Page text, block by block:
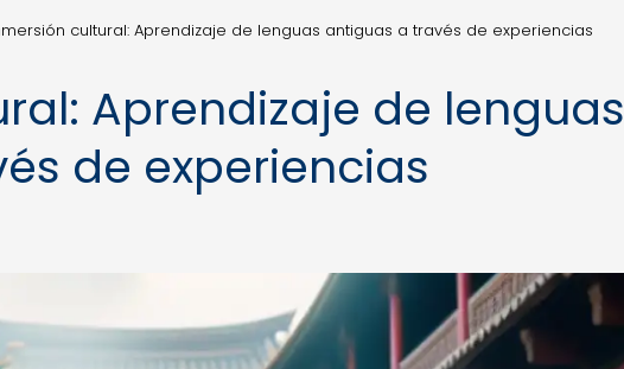
cultural: Aprendizaje de lenguas antiguas a través de experiencias
Aprendizaje de lenguas
de experiencias